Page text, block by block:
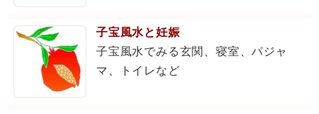
子宝風水と妊娠
子宝風水でみる玄関、寝室、パジャ
マ、トイレなど